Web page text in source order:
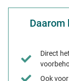
Daarom
Direct
Ook